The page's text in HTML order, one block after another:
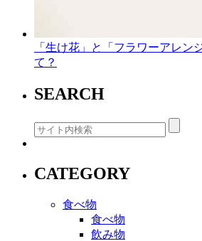
「生け花」と「フラワーアレン
て？
SEARCH
CATEGORY
食べ物
食べ物
飲み物